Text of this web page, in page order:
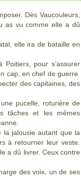
Dès Vaucouleurs,
as vu comme elle a dû
elle ira de bataille en
pour s’assurer
cap, en chef de guerre.
des capitaines, des
pucelle, roturière de
tâches et les mêmes
la jalousie autant que la
à retourner leur veste.
a dû livrer. Ceux contre
des voix, un de ses